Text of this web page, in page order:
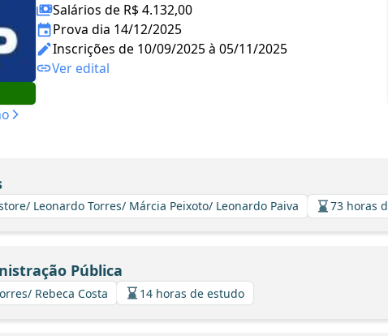
Salários de R$ 4.132,00
Prova dia 14/12/2025
Inscrições de 10/09/2025 à 05/11/2025
Ver edital
Leonardo Torres/ Márcia Peixoto/ Leonardo Paiva 73 horas
Pública
Rebeca Costa 14 horas de estudo